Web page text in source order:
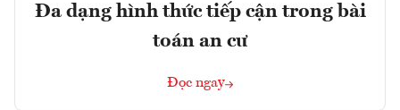
Đa dạng hình thức tiếp cận trong bài
toán an cư
Đọc ngay